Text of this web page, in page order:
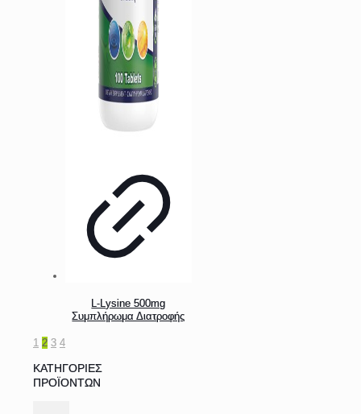
L-Lysine 500mg
Συμπλήρωμα Διατροφής
1 2 3 4
ΚΑΤΗΓΟΡΊΕΣ
ΠΡΟΪΌΝΤΩΝ